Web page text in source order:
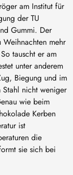
am Institut für
der TU
Gummi. Der
Weihnachten mehr
tauscht er am
unter anderem
Biegung und im
nicht weniger
wie beim
Kerben
ist
die
sie sich bei